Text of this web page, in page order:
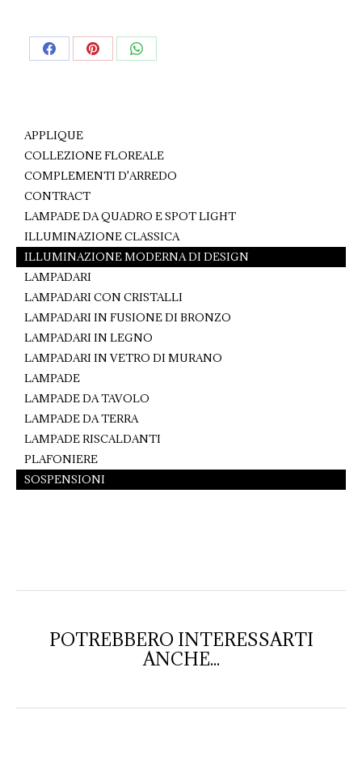
Share Share Share
APPLIQUE
COLLEZIONE FLOREALE
COMPLEMENTI D'ARREDO
CONTRACT
LAMPADE DA QUADRO E SPOT LIGHT
ILLUMINAZIONE CLASSICA
ILLUMINAZIONE MODERNA DI DESIGN
LAMPADARI
LAMPADARI CON CRISTALLI
LAMPADARI IN FUSIONE DI BRONZO
LAMPADARI IN LEGNO
LAMPADARI IN VETRO DI MURANO
LAMPADE
LAMPADE DA TAVOLO
LAMPADE DA TERRA
LAMPADE RISCALDANTI
PLAFONIERE
SOSPENSIONI
POTREBBERO INTERESSARTI
ANCHE...